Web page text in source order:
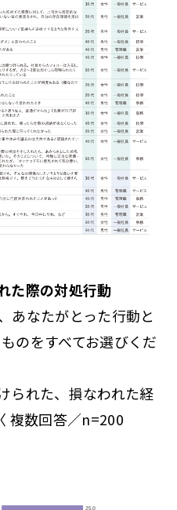
た際の対処行動
あなたがとった行動と
のをすべてお選びくだ
られた、損なわれた経
複数回答／n=200